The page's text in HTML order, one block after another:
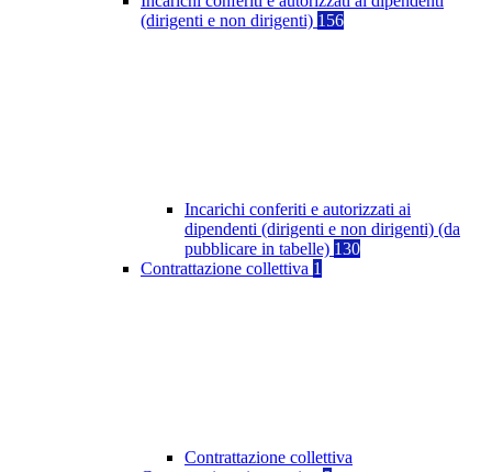
(dirigenti e non dirigenti) 156
Incarichi conferiti e autorizzati ai
dipendenti (dirigenti e non dirigenti) (da
pubblicare in tabelle) 130
Contrattazione collettiva 1
Contrattazione collettiva